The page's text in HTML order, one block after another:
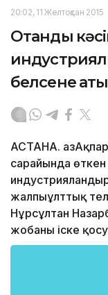
20:02, 11 Желтоқсан 2015
Отандық
белсене
АСТАНА.
сарайында өткен
жалпыұлттық
Нұрсұлтан
жобаны іске